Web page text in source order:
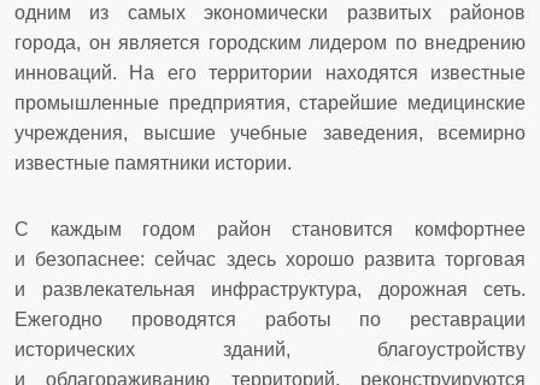
одним из самых экономически развитых районов
города, он является городским лидером по внедрению
инноваций. На его территории находятся известные
промышленные предприятия, старейшие медицинские
учреждения, высшие учебные заведения, всемирно
известные памятники истории.
С каждым годом район становится комфортнее
и безопаснее: сейчас здесь хорошо развита торговая
и развлекательная инфраструктура, дорожная сеть.
Ежегодно проводятся работы по реставрации
исторических зданий, благоустройству
и облагораживанию территорий, реконструируются